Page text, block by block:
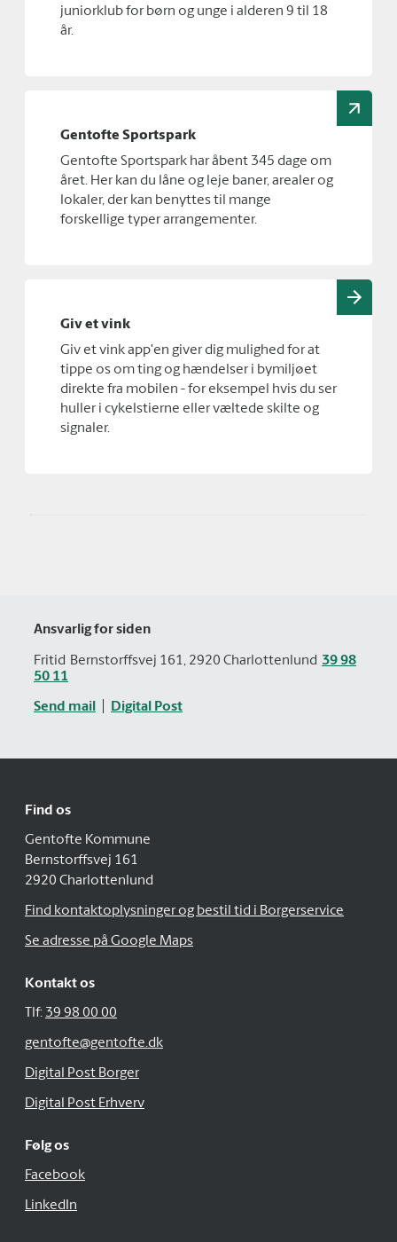
juniorklub for børn og unge i alderen 9 til 18
år.
Gentofte Sportspark
Gentofte Sportspark har åbent 345 dage om
året. Her kan du låne og leje baner, arealer og
lokaler, der kan benyttes til mange
forskellige typer arrangementer.
Giv et vink
Giv et vink app'en giver dig mulighed for at
tippe os om ting og hændelser i bymiljøet
direkte fra mobilen - for eksempel hvis du ser
huller i cykelstierne eller væltede skilte og
signaler.
Ansvarlig for siden
Fritid Bernstorffsvej 161, 2920 Charlottenlund 39 98
50 11
Send mail Digital Post
Find os
Gentofte Kommune
Bernstorffsvej 161
2920 Charlottenlund
Find kontaktoplysninger og bestil tid i Borgerservice
Se adresse på Google Maps
Kontakt os
Tlf: 39 98 00 00
gentofte@gentofte.dk
Digital Post Borger
Digital Post Erhverv
Følg os
Facebook
LinkedIn